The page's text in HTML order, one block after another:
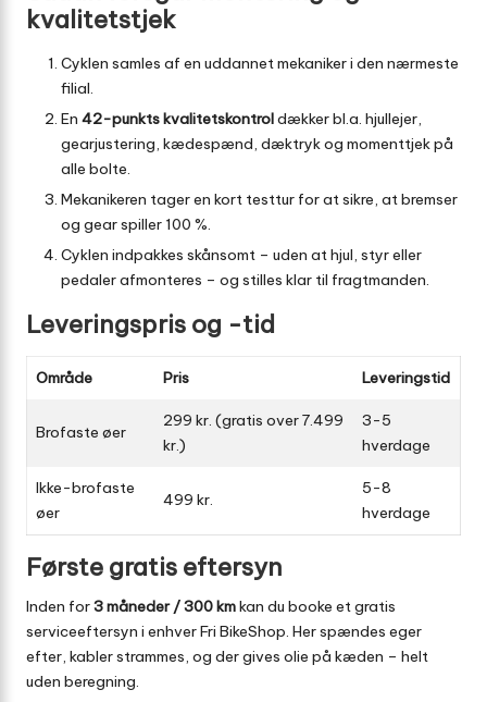
kvalitetstjek
Cyklen samles af en uddannet mekaniker i den nærmeste
filial.
En 42-punkts kvalitetskontroldækker bl.a. hjullejer,
gearjustering, kædespænd, dæktryk og momenttjek på
alle bolte.
Mekanikeren tager en kort testtur for at sikre, at bremser
og gear spiller 100 %.
Cyklen indpakkes skånsomt – uden at hjul, styr eller
pedaler afmonteres – og stilles klar til fragtmanden.
Leveringspris og -tid
Område Pris Leveringstid
Brofaste øer
299 kr. (gratis over 7.499
kr.)
3-5
hverdage
Ikke-brofaste
øer
499 kr.
5-8
hverdage
Første gratis eftersyn
Inden for3 måneder / 300 kmkan du booke et gratis
serviceeftersyn i enhver Fri BikeShop. Her spændes eger
efter, kabler strammes, og der gives olie på kæden – helt
uden beregning.